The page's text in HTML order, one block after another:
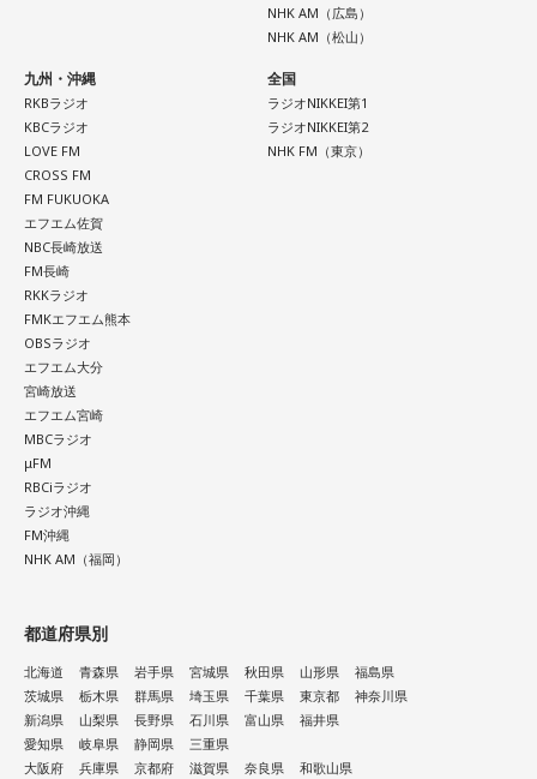
NHK AM（広島）
NHK AM（松山）
九州・沖縄
RKBラジオ
KBCラジオ
LOVE FM
CROSS FM
FM FUKUOKA
エフエム佐賀
NBC長崎放送
FM長崎
RKKラジオ
FMKエフエム熊本
OBSラジオ
エフエム大分
宮崎放送
エフエム宮崎
MBCラジオ
μFM
RBCiラジオ
ラジオ沖縄
FM沖縄
NHK AM（福岡）
全国
ラジオNIKKEI第1
ラジオNIKKEI第2
NHK FM（東京）
都道府県別
北海道 青森県 岩手県 宮城県 秋田県 山形県
福島県
茨城県
栃木県 群馬県 埼玉県 千葉県 東京都
神奈川県
新潟県
山梨県 長野県 石川県 富山県
福井県
愛知県
岐阜県 静岡県
三重県
大阪府
兵庫県 京都府 滋賀県 奈良県 和歌山県